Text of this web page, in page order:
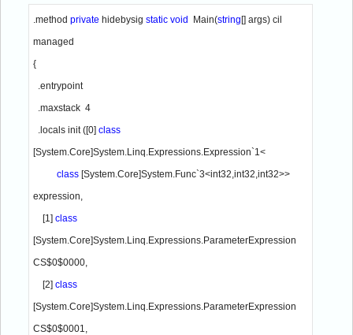
.method private hidebysig static void Main(string [] args) cil
managed
{
  .locals init ([0]
[System.Core]System.Linq.Expressions.Expression`1<
class [System.Core]System.Func`3<int32,int32,int32>>
expression,
    [1]
[System.Core]System.Linq.Expressions.ParameterExpression
CS$0$0000,
    [2]
[System.Core]System.Linq.Expressions.ParameterExpression
CS$0$0001,